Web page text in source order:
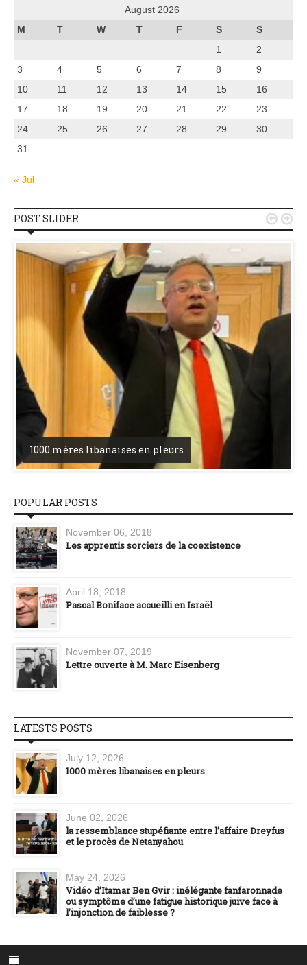
August 2026
M
T W T F S
S
1
2
3
4 5 6 7 8
9
10
11 12 13 14 15
16
17
18 19 20 21 22
23
24
25 26 27 28 29
30
31
« Jul
POST SLIDER
1000 mères libanaises en pleurs
 
POPULAR POSTS
November 06, 2018
Les apprentis sorciers de la coexistence
April 18, 2018
Pascal Boniface accueilli en Israël
November 07, 2019
Lettre ouverte à M. Marc Eisenberg
LATESTS POSTS
July 12, 2026
1000 mères libanaises en pleurs
June 02, 2026
la ressemblance stupéfiante entre l’affaire Dreyfus
et le procès de Netanyahou
May 24, 2026
Vidéo d’Itamar Ben Gvir : inélégante fanfaronnade
ou symptôme d’une fatigue historique juive face à
l’injonction de faiblesse ?